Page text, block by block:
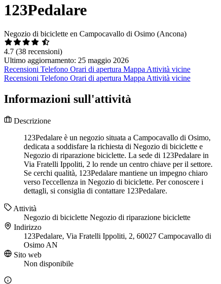
123Pedalare
Negozio di biciclette en Campocavallo di Osimo (Ancona)
4.7 (38 recensioni)
Ultimo aggiornamento: 25 maggio 2026
Recensioni Telefono Orari di apertura Mappa Attività vicine
Recensioni Telefono Orari di apertura Mappa Attività vicine
Informazioni sull'attività
Descrizione
123Pedalare è un negozio situata a Campocavallo di Osimo,
dedicata a soddisfare la richiesta di Negozio di biciclette e
Negozio di riparazione biciclette. La sede di 123Pedalare in
Via Fratelli Ippoliti, 2 lo rende un centro chiave per il settore.
Se cerchi qualità, 123Pedalare mantiene un impegno chiaro
verso l'eccellenza in Negozio di biciclette. Per conoscere i
dettagli, si consiglia di contattare 123Pedalare.
Attività
Negozio di biciclette Negozio di riparazione biciclette
Indirizzo
123Pedalare, Via Fratelli Ippoliti, 2, 60027 Campocavallo di
Osimo AN
Sito web
Non disponibile